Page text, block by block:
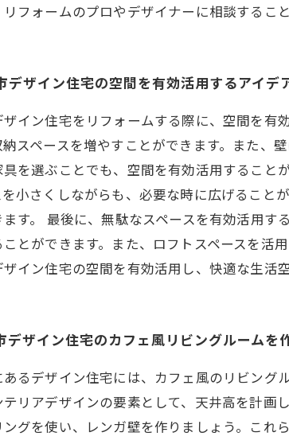
フォームのプロやデザイナーに相談するこ
デザイン住宅の空間を有効活用するアイデ
イン住宅をリフォームする際に、空間を有
納スペースを増やすことができます。また、
具を選ぶことでも、空間を有効活用するこ
を小さくしながらも、必要な時に広げること
ます。 最後に、無駄なスペースを有効活用
とができます。また、ロフトスペースを活
イン住宅の空間を有効活用し、快適な生活
デザイン住宅のカフェ風リビングルームを
るデザイン住宅には、カフェ風のリビング
テリアデザインの要素として、天井高を計画
ングを使い、レンガ壁を作りましょう。これ